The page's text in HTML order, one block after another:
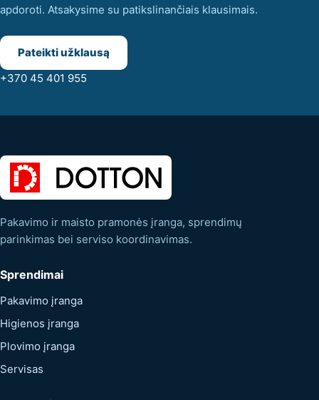
apdoroti. Atsakysime su patikslinančiais klausimais.
Pateikti užklausą
+370 45 401 955
Pakavimo ir maisto pramonės įranga, sprendimų
parinkimas bei serviso koordinavimas.
Sprendimai
Pakavimo įranga
Higienos įranga
Plovimo įranga
Servisas